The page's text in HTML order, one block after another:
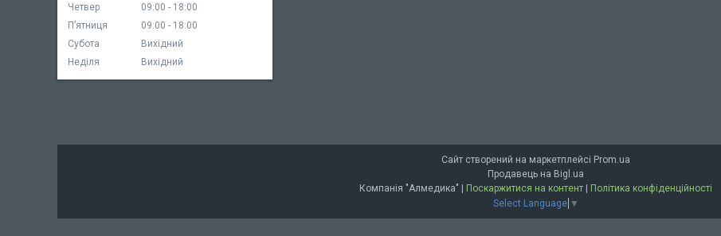
Четвер
09:00
18:00
Пʼятниця
09:00
18:00
Субота
Вихідний
Неділя
Вихідний
Сайт створений на маркетплейсі Prom.ua
Продавець на Bigl.ua
Поскаржитися на контент
Політика конфіденційності
Select Language ▼